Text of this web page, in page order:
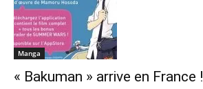
Manga
« Bakuman » arrive en France !